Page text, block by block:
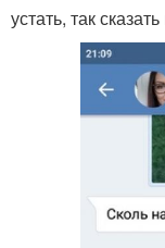
устать, так